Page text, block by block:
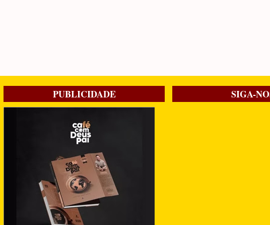
PUBLICIDADE SIGA-